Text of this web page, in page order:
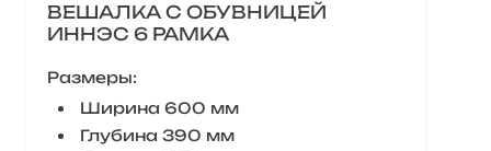
ВЕШАЛКА С ОБУВНИЦЕЙ
ИННЭС 6 РАМКА
Размеры:
Ширина 600 мм
Глубина 390 мм